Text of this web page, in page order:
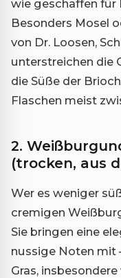
wie geschaffen für
Besonders Mosel
von Dr. Loosen,
unterstreichen die
die Süße der
Flaschen meist
2.
(trocken, aus
Wer es weniger
cremigen
Sie bringen eine
nussige Noten mit
Gras,